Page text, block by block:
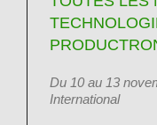
Du 10 au 13
International